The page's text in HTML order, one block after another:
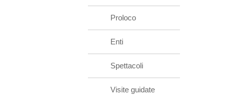
Proloco
Enti
Spettacoli
Visite guidate